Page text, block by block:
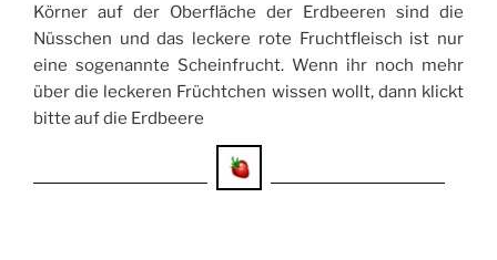
Körner auf der Oberfläche der Erdbeeren sind die
Nüsschen und das leckere rote Fruchtfleisch ist nur
eine sogenannte Scheinfrucht. Wenn ihr noch mehr
über die leckeren Früchtchen wissen wollt, dann klickt
bitte auf die Erdbeere